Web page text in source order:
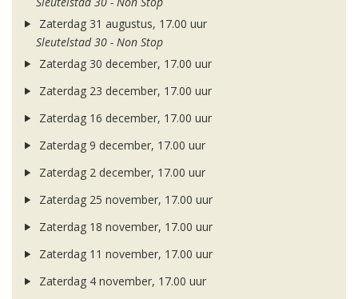
Zaterdag 31 augustus, 17.00 uur
Sleutelstad 30 - Non Stop
Zaterdag 30 december, 17.00 uur
Zaterdag 23 december, 17.00 uur
Zaterdag 16 december, 17.00 uur
Zaterdag 9 december, 17.00 uur
Zaterdag 2 december, 17.00 uur
Zaterdag 25 november, 17.00 uur
Zaterdag 18 november, 17.00 uur
Zaterdag 11 november, 17.00 uur
Zaterdag 4 november, 17.00 uur